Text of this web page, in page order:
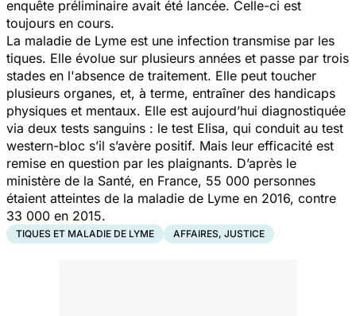
enquête préliminaire avait été lancée. Celle-ci est
toujours en cours.
La maladie de Lyme est une infection transmise par les
tiques. Elle évolue sur plusieurs années et passe par trois
stades en l'absence de traitement. Elle peut toucher
plusieurs organes, et, à terme, entraîner des handicaps
physiques et mentaux. Elle est aujourd’hui diagnostiquée
via deux tests sanguins : le test Elisa, qui conduit au test
western-bloc s’il s’avère positif. Mais leur efficacité est
remise en question par les plaignants. D’après le
ministère de la Santé, en France, 55 000 personnes
étaient atteintes de la maladie de Lyme en 2016, contre
33 000 en 2015.
TIQUES ET MALADIE DE LYME AFFAIRES, JUSTICE